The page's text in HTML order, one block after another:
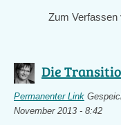
Zum Verfassen
Die
Permanenter Link
November 2013 - 8:42